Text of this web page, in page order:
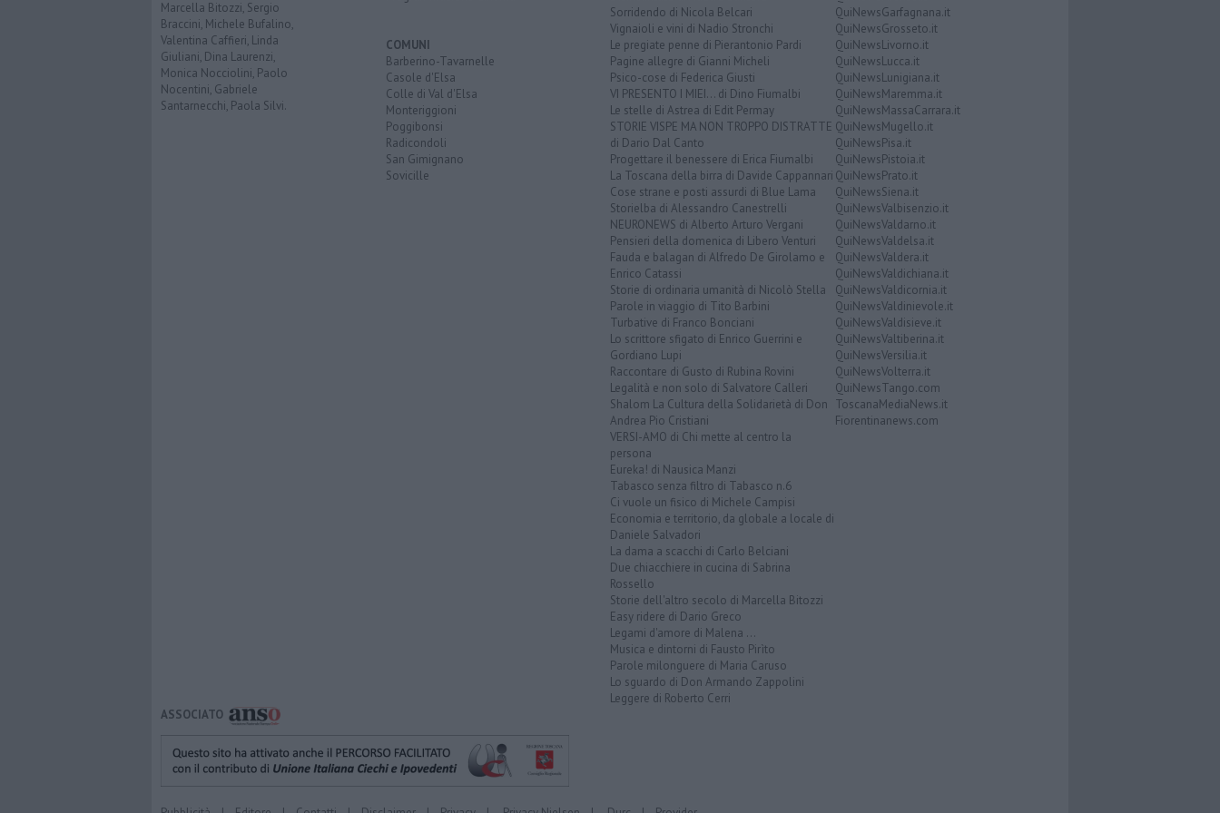
Marcella Bitozzi, Sergio
Braccini, Michele Bufalino,
Valentina Caffieri, Linda
Giuliani, Dina Laurenzi,
Monica Nocciolini, Paolo
Nocentini, Gabriele
Santarnecchi, Paola Silvi.
COMUNI
Barberino-Tavarnelle
Casole d'Elsa
Colle di Val d'Elsa
Monteriggioni
Poggibonsi
Radicondoli
San Gimignano
Sovicille
Sorridendo di Nicola Belcari
Vignaioli e vini di Nadio Stronchi
Le pregiate penne di Pierantonio Pardi
Pagine allegre di Gianni Micheli
Psico-cose di Federica Giusti
VI PRESENTO I MIEI... di Dino Fiumalbi
Le stelle di Astrea di Edit Permay
STORIE VISPE MA NON TROPPO DISTRATTE
di Dario Dal Canto
Progettare il benessere di Erica Fiumalbi
La Toscana della birra di Davide Cappannari
Cose strane e posti assurdi di Blue Lama
Storielba di Alessandro Canestrelli
NEURONEWS di Alberto Arturo Vergani
Pensieri della domenica di Libero Venturi
Fauda e balagan di Alfredo De Girolamo e
Enrico Catassi
Storie di ordinaria umanità di Nicolò Stella
Parole in viaggio di Tito Barbini
Turbative di Franco Bonciani
Lo scrittore sfigato di Enrico Guerrini e
Gordiano Lupi
Raccontare di Gusto di Rubina Rovini
Legalità e non solo di Salvatore Calleri
Shalom La Cultura della Solidarietà di Don
Andrea Pio Cristiani
VERSI-AMO di Chi mette al centro la
persona
Eureka! di Nausica Manzi
Tabasco senza filtro di Tabasco n.6
Ci vuole un fisico di Michele Campisi
Economia e territorio, da globale a locale di
Daniele Salvadori
La dama a scacchi di Carlo Belciani
Due chiacchiere in cucina di Sabrina
Rossello
Storie dell'altro secolo di Marcella Bitozzi
Easy ridere di Dario Greco
Legami d'amore di Malena ...
Musica e dintorni di Fausto Pirìto
Parole milonguere di Maria Caruso
Lo sguardo di Don Armando Zappolini
Leggere di Roberto Cerri
QuiNewsGarfagnana.it
QuiNewsGrosseto.it
QuiNewsLivorno.it
QuiNewsLucca.it
QuiNewsLunigiana.it
QuiNewsMaremma.it
QuiNewsMassaCarrara.it
QuiNewsMugello.it
QuiNewsPisa.it
QuiNewsPistoia.it
QuiNewsPrato.it
QuiNewsSiena.it
QuiNewsValbisenzio.it
QuiNewsValdarno.it
QuiNewsValdelsa.it
QuiNewsValdera.it
QuiNewsValdichiana.it
QuiNewsValdicornia.it
QuiNewsValdinievole.it
QuiNewsValdisieve.it
QuiNewsValtiberina.it
QuiNewsVersilia.it
QuiNewsVolterra.it
QuiNewsTango.com
ToscanaMediaNews.it
Fiorentinanews.com
ASSOCIATO